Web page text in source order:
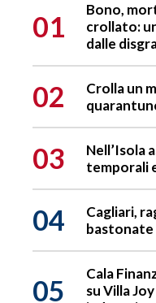
01
Bono,
crollato:
dalle
02
Crolla un
03
Nell’Isola
temporali
04
Cagliari,
bastonate
05
Cala
su Villa